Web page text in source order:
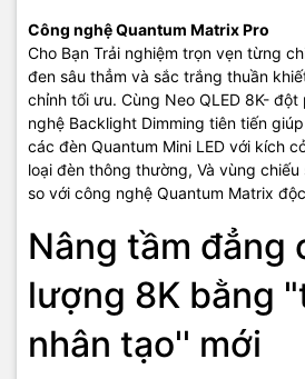
Công nghệ Quantum Matrix Pro
Cho Bạn Trải nghiệm trọn vẹn từng
đen sâu thẳm và sắc trắng thuần
chỉnh tối ưu. Cùng Neo QLED 8K-
nghệ Backlight Dimming tiên tiến
các đèn Quantum Mini LED với kích
loại đèn thông thường, Và vùng chiếu
so với công nghệ Quantum Matrix
Nâng tầm đẳng
lượng 8K bằng
nhân tạo'' mới
trong từng cảnh phim.
*Độ sáng của công nghệ Quantum
thử nghiệm nội bộ và có thể thay đổi
quanh hoặc các điều kiện đặc biệt khác.
Trải nghiệm luôn
mọi góc nhìn
Công nghệ Ultra Viewing Angle
Ngồi ở đâu không còn quan trọng nữa
góc nhìn khác nhau, dù bạn ngồi trong
Ultra Viewing Angle giảm thiểu tối đa sự
tập trung và phân bổ đều nguồn sáng